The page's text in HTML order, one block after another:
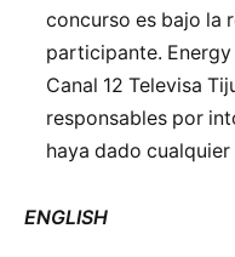
concurso es bajo la
participante.
Canal 12 Televisa
responsables por
haya dado
ENGLISH